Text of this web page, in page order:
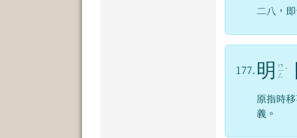
二八，
177. 明 ㄇ
ㄧ
ㄥ
ˊ
原指時
義。